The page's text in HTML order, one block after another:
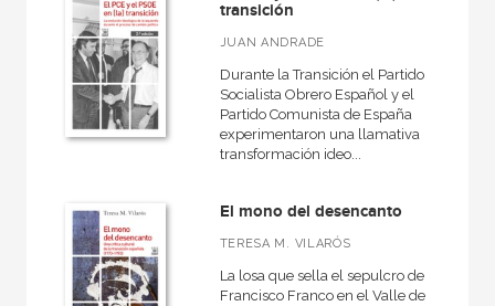
transición
JUAN ANDRADE
Durante la Transición el Partido
Socialista Obrero Español y el
Partido Comunista de España
experimentaron una llamativa
transformación ideo...
El mono del desencanto
TERESA M. VILARÓS
La losa que sella el sepulcro de
Francisco Franco en el Valle de